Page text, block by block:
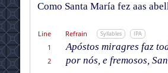
Como Santa María fez aas
Line Refrain Syllables IPA
1
Apóstos miragres faz
2
por nós, e fremosos,